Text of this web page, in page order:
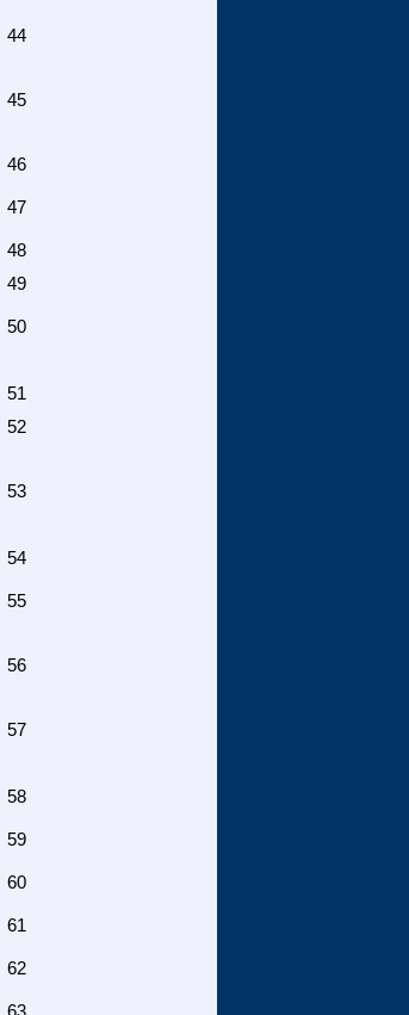
44
45
46
47
48
49
50
51
52
53
54
55
56
57
58
59
60
61
62
63